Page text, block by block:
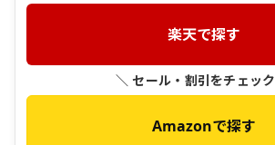
楽天で探す
＼ セール・割引をチェッ
Amazonで探す